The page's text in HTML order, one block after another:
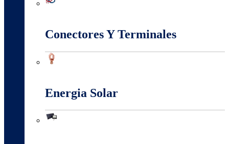
Conectores Y Terminales
Energia Solar